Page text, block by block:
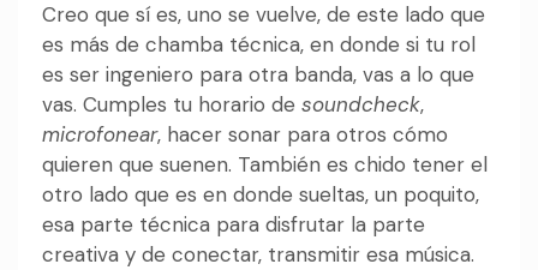
Creo que sí es, uno se vuelve, de este lado que
es más de chamba técnica, en donde si tu rol
es ser ingeniero para otra banda, vas a lo que
vas. Cumples tu horario de soundcheck,
microfonear, hacer sonar para otros cómo
quieren que suenen. También es chido tener el
otro lado que es en donde sueltas, un poquito,
esa parte técnica para disfrutar la parte
creativa y de conectar, transmitir esa música.